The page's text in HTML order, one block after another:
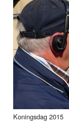
Koningsdag 2015